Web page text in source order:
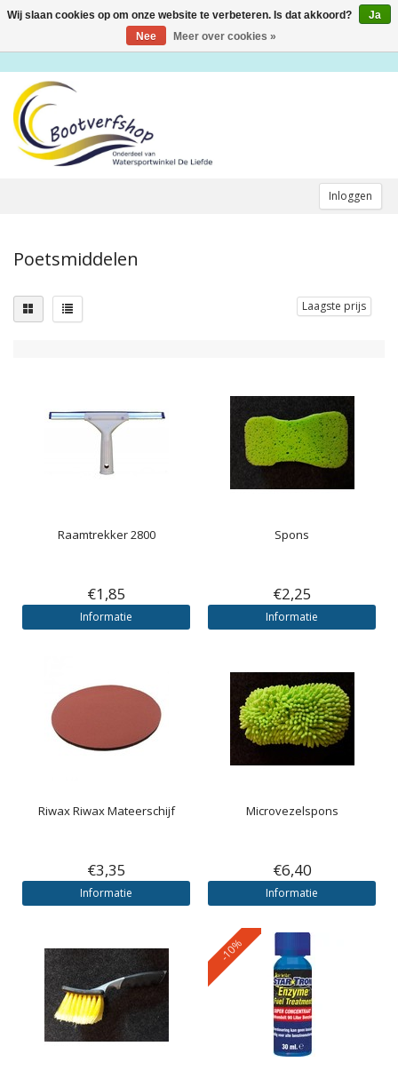
Inloggen
Toggle
Poetsmiddelen
Laagste prijs
Raamtrekker 2800
€1,85
Informatie
Spons
€2,25
Informatie
RiwaxRiwax Mateerschijf
€3,35
Informatie
Microvezelspons
€6,40
Informatie
-10%
Wij slaan cookies op om onze website te verbeteren. Is dat akkoord?
Ja
Nee
Meer over cookies »